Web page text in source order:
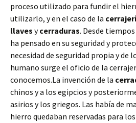
proceso utilizado para fundir el
utilizarlo, y en el caso de la
llaves ycerraduras. Desde
ha pensado en su seguridad y
necesidad de seguridad propia y de
humano surge el oficio de la
conocemos.La invención de la
chinos y a los egipcios y
asirios y los griegos. Las había de
hierro quedaban reservadas para